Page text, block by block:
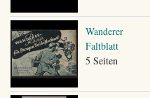
Wanderer
Faltblatt
5 Seiten